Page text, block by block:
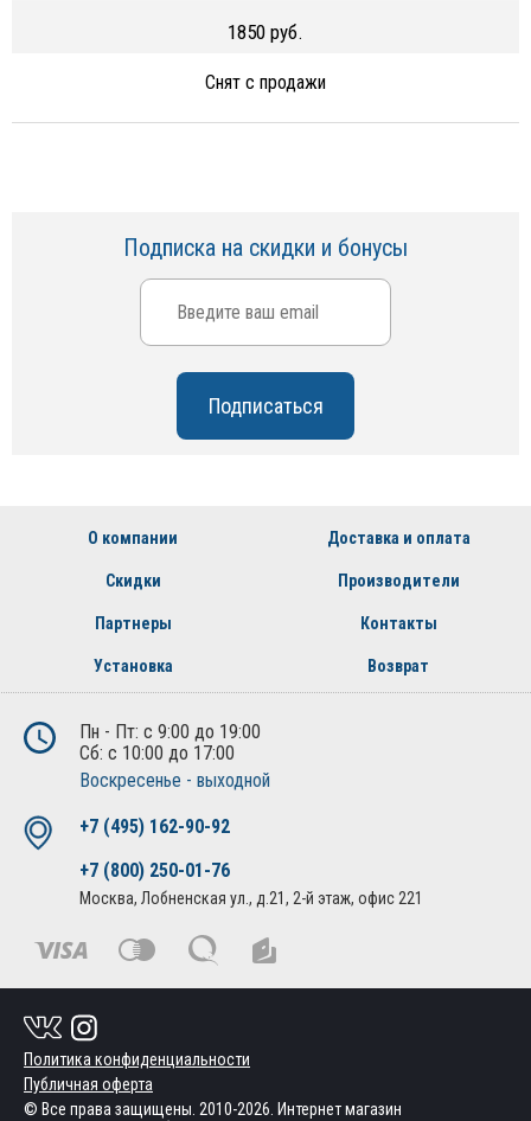
1850 руб.
Снят с продажи
Подписка на скидки и бонусы
О компании Доставка и оплата
Скидки Производители
Партнеры Контакты
Установка Возврат
Пн - Пт: с 9:00 до 19:00
Сб: с 10:00 до 17:00
Воскресенье - выходной
+7 (495) 162-90-92
+7 (800) 250-01-76
Москва, Лобненская ул., д.21, 2-й этаж, офис 221
Политика конфиденциальности
Публичная оферта
© Все права защищены. 2010-2026. Интернет магазин